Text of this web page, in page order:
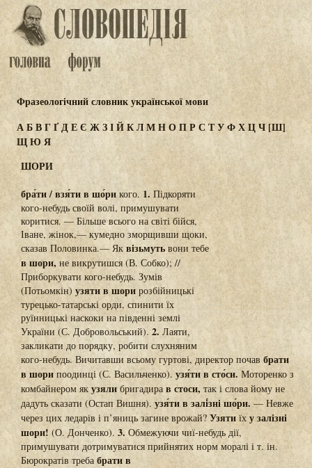
Фразеологічний словник української мови
АБВГҐДЕЄ ЖЗІЙКЛМНОПР СТУФХЦЧ [Ш]
ЩЮ Я
ШОРИ
бра́ти / взя́ти в шо́рикого. 1. Підкоряти
кого-небудь своїй волі, примушувати
коритися. — Більше всього на світі бійся,
Іване, жінок,— кумедно зморщивши щоки,
сказав Половинка.— Яквізьмутьвони тебе
в шори, не викрутишся (В. Собко); //
Приборкувати кого-небудь. Зумів
(Потьомкін) узяти в шори розбійницькі
турецько-татарські орди, спинити їх
руїнницькі наскоки на південні землі
України (С. Добровольський). 2. Лаяти,
закликати до порядку, робити слухняним
кого-небудь. Вичитавши всьому гуртові, директор почав брати
в шорипоодинці (С. Васильченко).узя́ти в сто́си.Моторенко з
комбайнером як узялибригадира в стоси, так і слова йому не
дадуть сказати (Остап Вишня). узя́ти в залі́зні шо́ри.— Невже
через цих ледарів і п’яниць загине врожай? Узяти їх у залізні
шори! (О. Донченко). 3.Обмежуючи чиї-небудь дії,
примушувати дотримуватися прийнятих норм моралі і т. ін.
Бюрократів требабрати в